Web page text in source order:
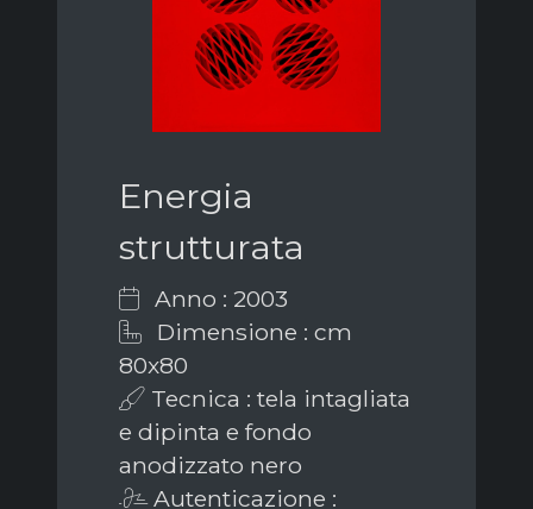
Energia
strutturata
Anno : 2003
Dimensione : cm
80x80
Tecnica : tela intagliata
e dipinta e fondo
anodizzato nero
Autenticazione :